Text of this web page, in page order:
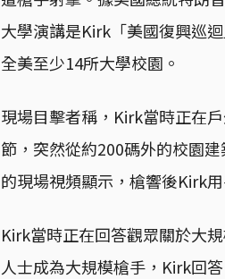
大學演講是Kirk「美國復興巡
全美至少14所大學校園。
現場目擊者稱，Kirk當時正在
節，突然從約200碼外的校園
的現場視頻顯示，槍響後Kirk
Kirk當時正在回答觀眾關於大
人士成為大規模槍手，Kirk回